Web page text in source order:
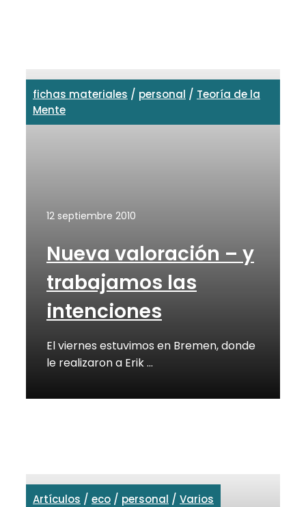
fichas materiales / personal / Teoría de la
Mente
12 septiembre 2010
Nueva valoración – y
trabajamos las
intenciones
El viernes estuvimos en Bremen, donde
le realizaron a Erik …
Artículos / eco / personal / Varios